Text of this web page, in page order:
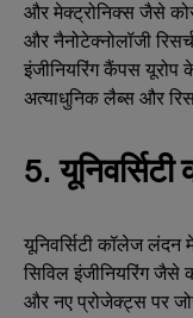
और मेक्ट्रोनिक्स जैसे
और नैनोटेक्नोलॉजी
इंजीनियरिंग कैंपस
अत्याधुनिक लैब्स और
5.
यूनिवर्सिटी कॉलेज लंदन
सिविल इंजीनियरिंग जैसे
और नए प्रोजेक्ट्स पर